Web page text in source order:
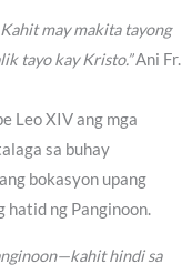
may makita tayong
tayo kay Kristo.”Ani Fr.
Leo XIV ang mga
sa buhay
bokasyon upang
hatid ng Panginoon.
hindi sa